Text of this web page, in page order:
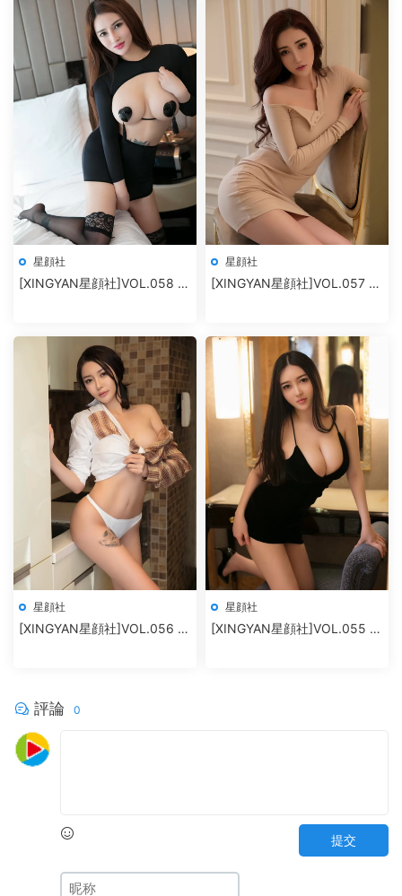
星顔社
[XINGYAN星顔社]VOL.058 冷
星顔社
[XINGYAN星顔社]VOL.057 孫
星顔社
[XINGYAN星顔社]VOL.056 廿
星顔社
[XINGYAN星顔社]VOL.055 恩
評論 0
提交